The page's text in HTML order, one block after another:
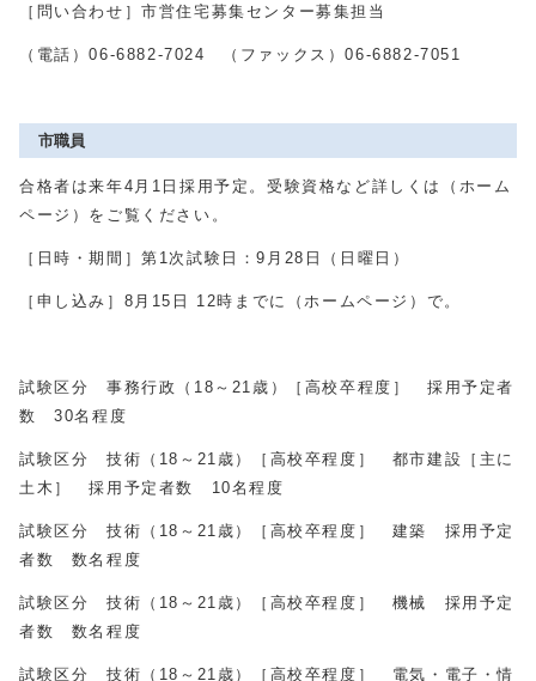
［問い合わせ］市営住宅募集センター募集担当
（電話）06-6882-7024 （ファックス）06-6882-7051
市職員
合格者は来年4月1日採用予定。受験資格など詳しくは（ホーム
ページ）をご覧ください。
［日時・期間］第1次試験日：9月28日（日曜日）
［申し込み］8月15日 12時までに（ホームページ）で。
試験区分 事務行政（18～21歳）［高校卒程度］ 採用予定者
数 30名程度
試験区分 技術（18～21歳）［高校卒程度］ 都市建設［主に
土木］ 採用予定者数 10名程度
試験区分 技術（18～21歳）［高校卒程度］ 建築 採用予定
者数 数名程度
試験区分 技術（18～21歳）［高校卒程度］ 機械 採用予定
者数 数名程度
試験区分 技術（18～21歳）［高校卒程度］ 電気・電子・情